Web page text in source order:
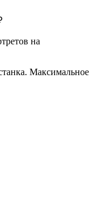
на
Максимальное